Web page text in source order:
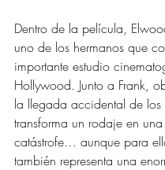
Dentro de la película,
uno de los hermanos que
importante estudio
Hollywood. Junto a Frank,
la llegada accidental de
transforma un rodaje en
catástrofe… aunque para
también representa una